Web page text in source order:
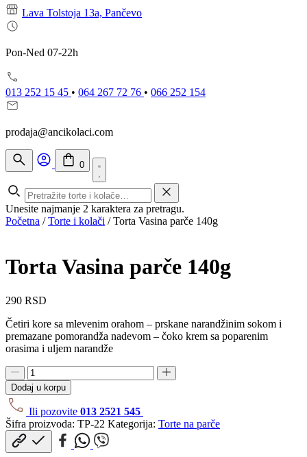
Lava Tolstoja 13a, Pančevo
Pon-Ned 07-22h
013 252 15 45 • 064 267 72 76 • 066 252 154
prodaja@ancikolaci.com
0
Unesite najmanje 2 karaktera za pretragu.
Početna /Torte i kolači /Torta Vasina parče 140g
Torta Vasina parče 140g
290 RSD
Četiri kore sa mlevenim orahom – prskane narandžinim sokom i
premazane pomorandža nadevom – čoko krem sa poparenim
orasima i uljem narandže
Torta
Vasina
parče
140g
količina
Dodaj u korpu
Ili pozovite 013 2521 545
Šifra proizvoda: TP-22 Kategorija: Torte na parče